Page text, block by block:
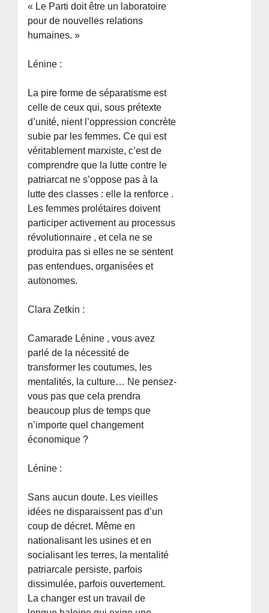
« Le Parti doit être un laboratoire
pour de nouvelles relations
humaines. »
Lénine :
La pire forme de séparatisme est
celle de ceux qui, sous prétexte
d’unité, nient l’oppression concrète
subie par les femmes. Ce qui est
véritablement marxiste, c’est de
comprendre que la lutte contre le
patriarcat ne s’oppose pas à la
lutte des classes : elle la renforce .
Les femmes prolétaires doivent
participer activement au processus
révolutionnaire , et cela ne se
produira pas si elles ne se sentent
pas entendues, organisées et
autonomes.
Clara Zetkin :
Camarade Lénine , vous avez
parlé de la nécessité de
transformer les coutumes, les
mentalités, la culture… Ne pensez-
vous pas que cela prendra
beaucoup plus de temps que
n’importe quel changement
économique ?
Lénine :
Sans aucun doute. Les vieilles
idées ne disparaissent pas d’un
coup de décret. Même en
nationalisant les usines et en
socialisant les terres, la mentalité
patriarcale persiste, parfois
dissimulée, parfois ouvertement.
La changer est un travail de